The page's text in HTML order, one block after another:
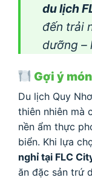
du lịch
đến trải
dưỡng –
Gợi ý
Du lịch Quy
thiên nhiên mà
nền ẩm thực
biển. Khi lựa
nghỉ tại FLC
ăn đặc sản trứ